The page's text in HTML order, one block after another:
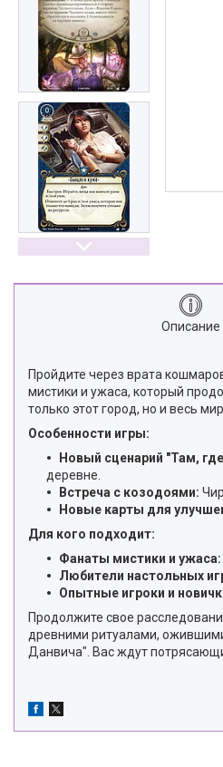
Описание
Пройдите через врата
мистики и ужаса, который
только этот город, но и весь мир.
Особенности игры:
Новый сценарий "Там,
деревне.
Встреча с козодоями:
Новые карты для
Для кого подходит:
Фанаты мистики и ужаса:
Любители настольных
Опытные игроки и
Продолжите свое
древними ритуалами,
Данвича". Вас ждут